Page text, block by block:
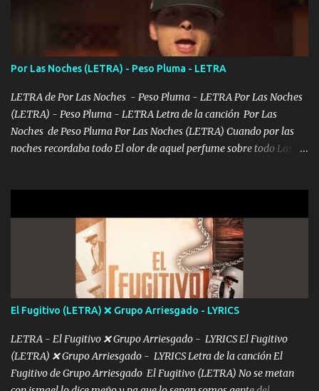
mensajes, m'ijo, hay quе ser coherentеs Si tú no eres artista, al
menos se prudente Hoy me sabe a mierda, traigo un Balvin en los
dientes Por falta de empatía le toca ser resiliente ¿Acaso eres
consciente de los followers que mueves? Parcerito, abre los ojos y
ve el poder que tienes Otro chiste malo son los nombres de tus
álbum's "José, vibras colores con la energía del diablo " ¿Si ...
Por Las Noches (LETRA) - Peso Pluma - LETRA
LETRA de Por Las Noches - Peso Pluma - LETRA Por Las Noches
(LETRA) - Peso Pluma - LETRA Letra de la canción Por Las
Noches de Peso Pluma Por Las Noches (LETRA) Cuando por las
noches recordaba todo El olor de aquel perfume sobre todo Las
estár Pasarán... Solito me dejaras Intentar... Solo un beso y tú te vas
De mi vida... Cómo tú no hay nadie más No hay nadie
más Si te sientes sola no me llames porfa Me pongo sencible e
imagino tu sombra Clase azul es el tequila e interior la ropa Clip
cap la champagne el polvo es color rosa Me contacto un ángel eres
tú mi hermosa La que me alegra los días y sigo tomando Y
pensar... Que tú ya no vas a estar Pasarán... Solito me dejaras
Intentar... ...
El Fugitivo (LETRA) ❌ Grupo Arriesgado - LYRICS
LETRA - El Fugitivo ❌ Grupo Arriesgado - LYRICS El Fugitivo
(LETRA) ❌ Grupo Arriesgado - LYRICS Letra de la canción El
Fugitivo de Grupo Arriesgado El Fugitivo (LETRA) No se metan